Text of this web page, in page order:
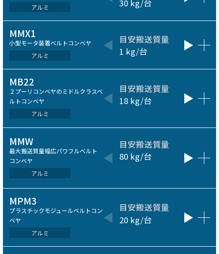
アルミ
30 kg/台
50～
MMX1
小型モータ装着ベルトコンベヤ
アルミ
目安搬送質量
1 kg/台
ベルト
50～
MB22
２プーリコンベヤのミドルクラスベ
ルトコンベヤ
アルミ
目安搬送質量
18 kg/台
100～
MMW
最大搬送質量幅広パワフルベルト
コンベヤ
アルミ
目安搬送質量
80 kg/台
1100～
mm
MPM3
プラスチックモジュールベルトコン
ベヤ
アルミ
目安搬送質量
20 kg/台
150～